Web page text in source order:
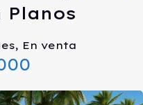
Planos
En venta